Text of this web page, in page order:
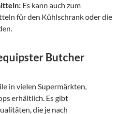
Es kann auch zum
für den Kühlschrank oder die
Butcher
in vielen Supermärkten,
erhältlich. Es gibt
die je nach